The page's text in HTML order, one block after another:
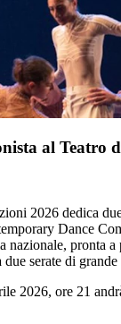
al Teatro
2026 dedica
Dance
nazionale, pronta a
serate di
2026, ore 21